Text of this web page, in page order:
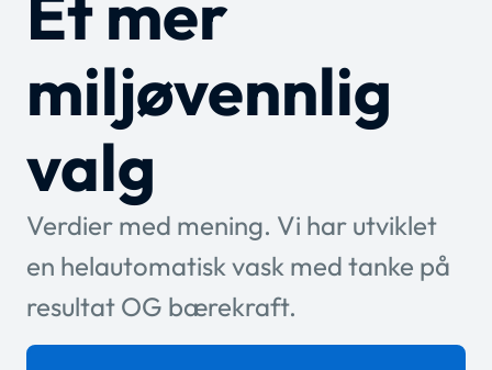
miljøvennlig
valg
Verdier med mening. Vi har utviklet
en helautomatisk vask med tanke på
resultat OG bærekraft.